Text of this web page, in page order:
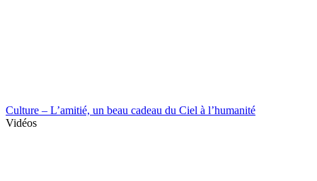
Culture – L’amitié, un beau cadeau du Ciel à l’humanité
Vidéos